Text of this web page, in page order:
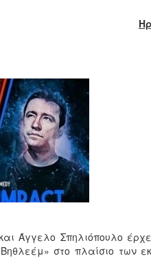
Άγγελο Σπηλιόπουλο
στο πλαίσιο των